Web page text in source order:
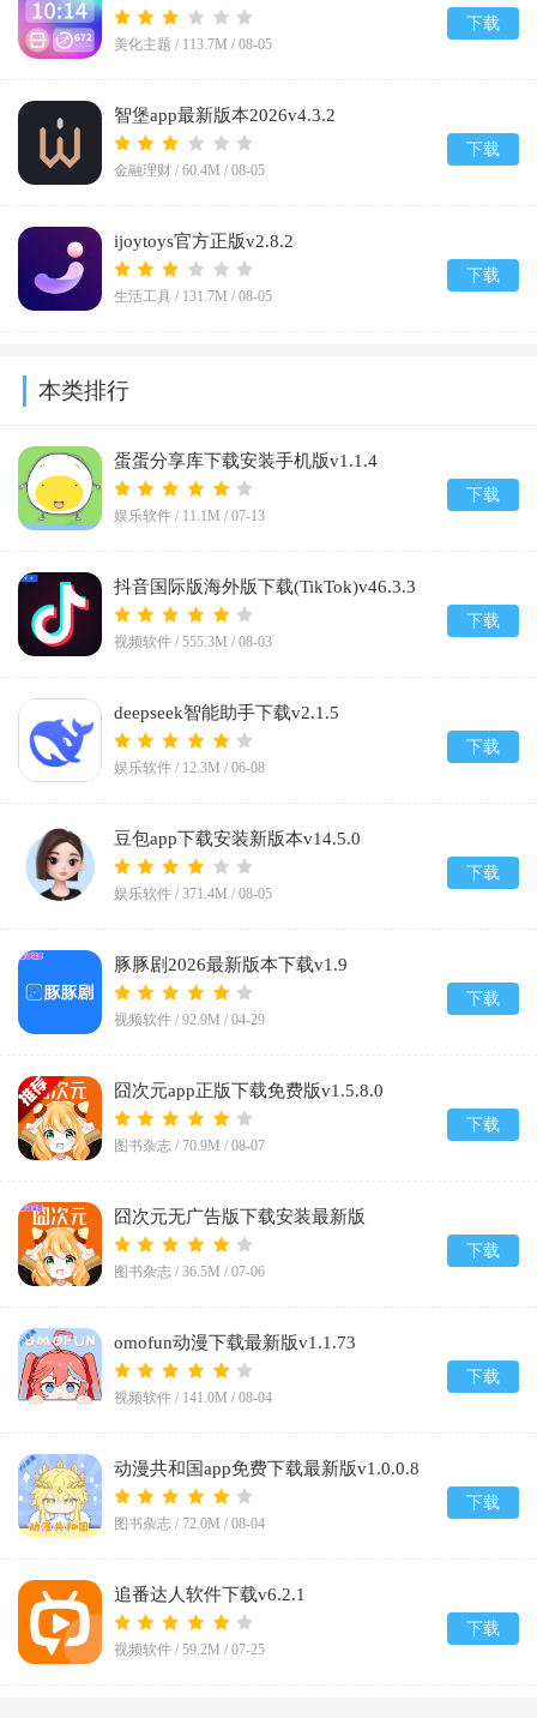
美化主题 / 113.7M / 08-05
下载
智堡app最新版本2026v4.3.2
金融理财 / 60.4M / 08-05
下载
ijoytoys官方正版v2.8.2
生活工具 / 131.7M / 08-05
下载
本类排行
蛋蛋分享库下载安装手机版v1.1.4
娱乐软件 / 11.1M / 07-13
下载
抖音国际版海外版下载(TikTok)v46.3.3
视频软件 / 555.3M / 08-03
下载
deepseek智能助手下载v2.1.5
娱乐软件 / 12.3M / 06-08
下载
豆包app下载安装新版本v14.5.0
娱乐软件 / 371.4M / 08-05
下载
豚豚剧2026最新版本下载v1.9
视频软件 / 92.9M / 04-29
下载
囧次元app正版下载免费版v1.5.8.0
图书杂志 / 70.9M / 08-07
下载
囧次元无广告版下载安装最新版
2026v1.5.8.0
图书杂志 / 36.5M / 07-06
下载
omofun动漫下载最新版v1.1.73
视频软件 / 141.0M / 08-04
下载
动漫共和国app免费下载最新版v1.0.0.8
图书杂志 / 72.0M / 08-04
下载
追番达人软件下载v6.2.1
视频软件 / 59.2M / 07-25
下载